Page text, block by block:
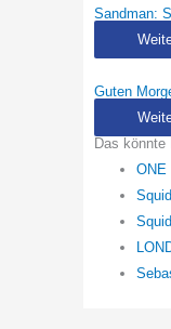
Sandman:
Guten
Das könnte
ONE